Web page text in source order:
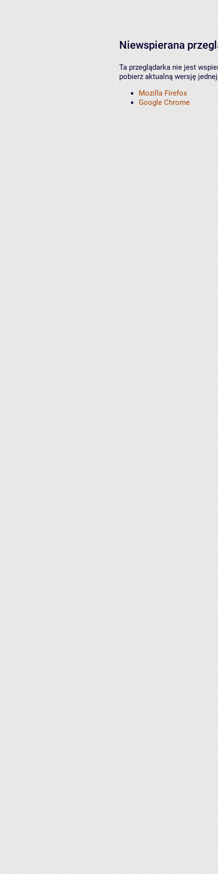
Niewspierana
Ta przeglądarka nie jest
pobierz aktualną wersję
Mozilla Firefox
Google Chrome